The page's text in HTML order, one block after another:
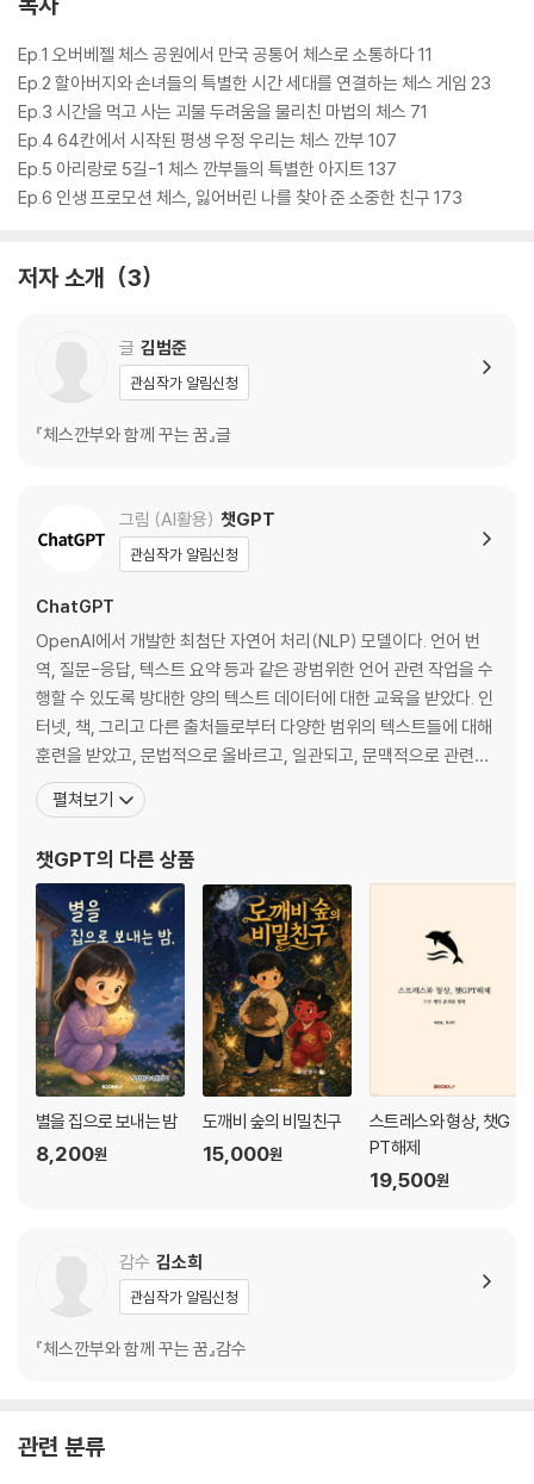
Ep.1 오버베젤 체스 공원에서 만국 공통어 체스로 소통하다 11
Ep.2 할아버지와 손녀들의 특별한 시간 세대를 연결하는 체스 게임 23
Ep.3 시간을 먹고 사는 괴물 두려움을 물리친 마법의 체스 71
Ep.4 64칸에서 시작된 평생 우정 우리는 체스 깐부 107
Ep.5 아리랑로 5길-1 체스 깐부들의 특별한 아지트 137
Ep.6 인생 프로모션 체스, 잃어버린 나를 찾아 준 소중한 친구 173
저자 소개 3
글 김범준
관심작가 알림신청
『체스깐부와 함께 꾸는 꿈』글
그림 (AI활용) 챗GPT
관심작가 알림신청
ChatGPT
OpenAI에서 개발한 최첨단 자연어 처리(NLP) 모델이다. 언어 번
역, 질문-응답, 텍스트 요약 등과 같은 광범위한 언어 관련 작업을 수
행할 수 있도록 방대한 양의 텍스트 데이터에 대한 교육을 받았다. 인
터넷, 책, 그리고 다른 출처들로부터 다양한 범위의 텍스트들에 대해
훈련을 받았고, 문법적으로 올바르고, 일관되고, 문맥적으로 관련된
텍스트들을 생성할 수 있다. 인간이 일상생활에서 의사소통을 위해
사용하는 언어인 ‘자연어’에 대한 입력을 이해하고 처리하고 대응할
6월에 ‘GPT-3’이 출시
펼쳐보기
챗GPT의 다른 상품
별을 집으로 보내는 밤
8,200원
도깨비 숲의 비밀친구
15,000원
스트레스와 형상, 챗G
PT해제
19,500원
감수 김소희
관심작가 알림신청
『체스깐부와 함께 꾸는 꿈』감수
관련 분류